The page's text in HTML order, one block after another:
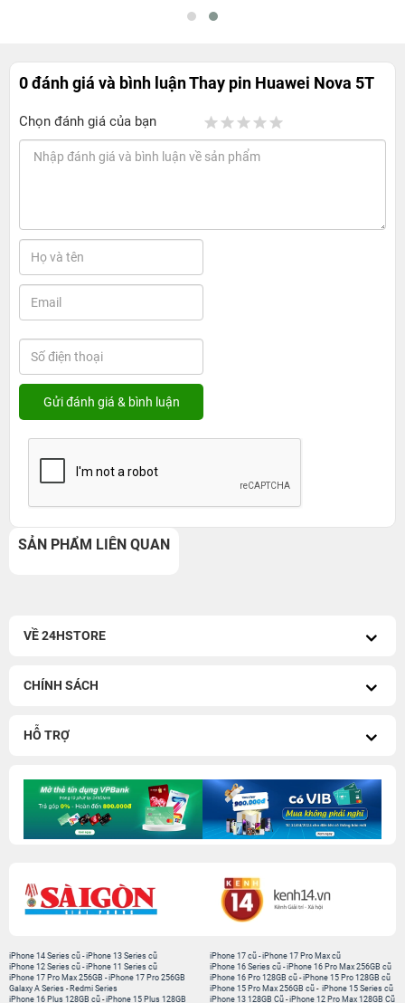
0 đánh giá và bình luậnThay pin Huawei Nova 5T
Chọn đánh giá của bạn
SẢN PHẨM LIÊN QUAN
VỀ 24HSTORE
CHÍNH SÁCH
HỖ TRỢ
iPhone 14 Series cũ -iPhone 13 Series cũ
iPhone 12 Series cũ -iPhone 11 Series cũ
iPhone 17 Pro Max 256GB -iPhone 17 Pro 256GB
Galaxy A Series - Redmi Series
iPhone 17 cũ-iPhone 17 Pro Max cũ
iPhone 16 Series cũ- iPhone 16 Pro Max 256GB cũ
iPhone 16 Pro 128GB cũ-iPhone 15 Pro 128GB cũ
iPhone 15 Pro Max 256GB cũ- iPhone 15 Series cũ
iPhone 16 Plus 128GB cũ -iPhone 15 Plus 128GB
iPhone 13 128GB Cũ-iPhone 12 Pro Max 128GB Cũ